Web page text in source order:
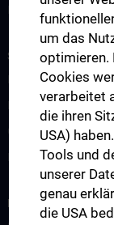
STUDIUM, AUS-
Lehre & Fortbildung
Humanmedizin N202
Observer- und
Kontakt
FORSCHUNG
um das
optimieren.
Cookies
verarbeitet
die ihren
USA)
Tools und
unserer
genau
die USA